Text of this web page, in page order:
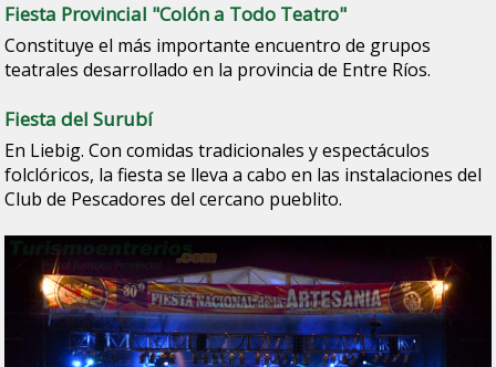
Fiesta Provincial "Colón a Todo Teatro"
Constituye el más importante encuentro de grupos
teatrales desarrollado en la provincia de Entre Ríos.
Fiesta del Surubí
En Liebig. Con comidas tradicionales y espectáculos
folclóricos, la fiesta se lleva a cabo en las instalaciones del
Club de Pescadores del cercano pueblito.